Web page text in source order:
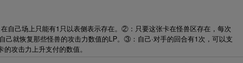
自己场上只能有1只以表侧表示存在。②：只要这张卡在怪兽区存在，每次
己就恢复那些怪兽的攻击力数值的LP。③：自己·对手的回合有1次，可以支
攻击力上升支付的数值。